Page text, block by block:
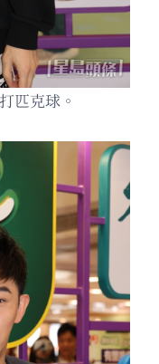
匹克球。